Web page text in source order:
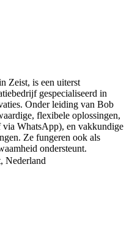
Zeist, is een uiterst
gespecialiseerd in
Onder leiding van Bob
flexibele oplossingen,
via WhatsApp), en vakkundige
Ze fungeren ook als
ondersteunt.
Nederland